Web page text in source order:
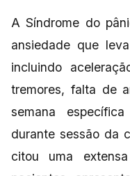
A Síndrome do
ansiedade que
incluindo
tremores, falta de
semana
durante sessão da
citou uma